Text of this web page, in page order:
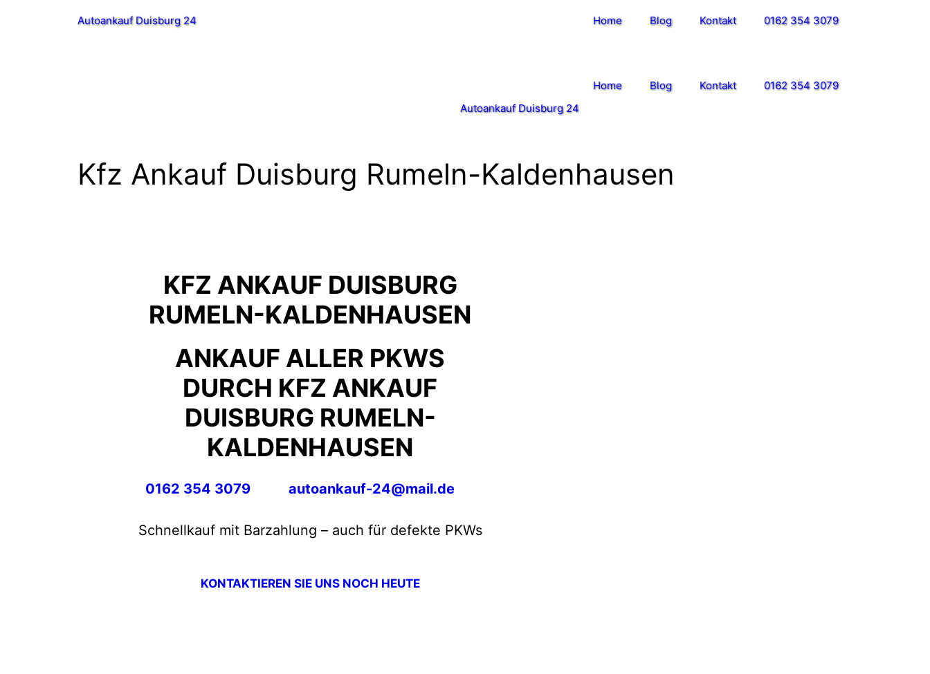
Autoankauf Duisburg 24 Home Blog Kontakt 0162 354 3079
Autoankauf Duisburg 24
Home Blog Kontakt 0162 354 3079
Kfz Ankauf Duisburg Rumeln-Kaldenhausen
KFZ ANKAUF DUISBURG
RUMELN-KALDENHAUSEN
ANKAUF ALLER PKWS
DURCH KFZ ANKAUF
DUISBURG RUMELN-
KALDENHAUSEN
0162 354 3079 autoankauf-24@mail.de
Schnellkauf mit Barzahlung – auch für defekte PKWs
KONTAKTIEREN SIE UNS NOCH HEUTE